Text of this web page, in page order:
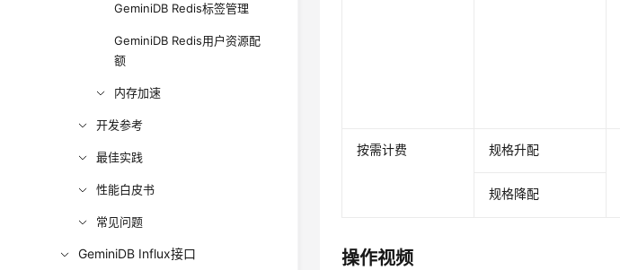
GeminiDB Redis标签管理
GeminiDB Redis用户资源配
额
内存加速
开发参考
最佳实践
性能白皮书
常见问题
GeminiDB Influx接口
按需计费 规格升配
规格降配
操作视频